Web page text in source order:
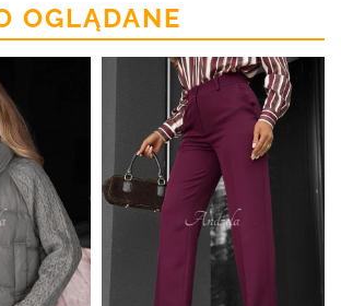
OGLĄDANE